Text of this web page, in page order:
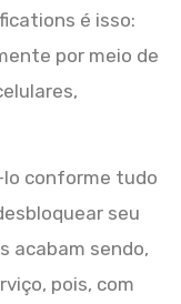
é isso:
por meio de
conforme tudo
seu
acabam sendo,
pois, com